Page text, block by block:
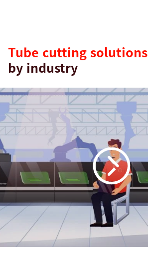
Tube cutting solutions
by industry